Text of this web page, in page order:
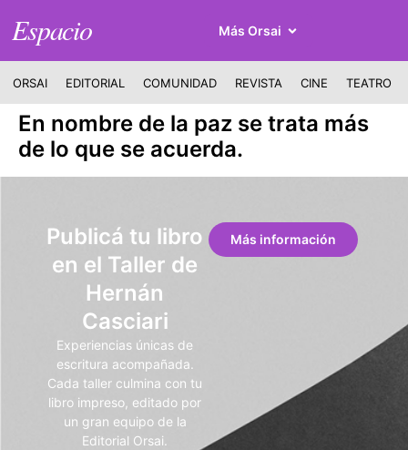
Espacio Más Orsai
ORSAI EDITORIAL COMUNIDAD REVISTA CINE TEATRO
En nombre de la paz se trata más
de lo que se acuerda.
Publicá tu libro
en el Taller de
Hernán
Casciari
Experiencias únicas de
escritura acompañada.
Cada taller culmina con tu
libro impreso, editado por
un gran equipo de la
Editorial Orsai.
Más información